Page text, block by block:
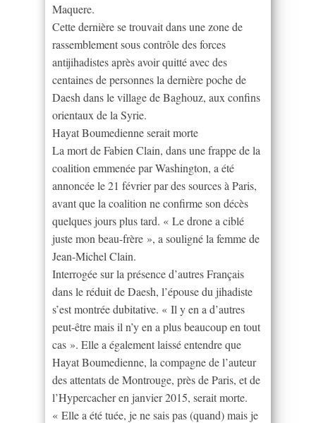
Maquere.
Cette dernière se trouvait dans une zone de
rassemblement sous contrôle des forces
antijihadistes après avoir quitté avec des
centaines de personnes la dernière poche de
Daesh dans le village de Baghouz, aux confins
orientaux de la Syrie.
Hayat Boumedienne serait morte
La mort de Fabien Clain, dans une frappe de la
coalition emmenée par Washington, a été
annoncée le 21 février par des sources à Paris,
avant que la coalition ne confirme son décès
quelques jours plus tard. « Le drone a ciblé
juste mon beau-frère », a souligné la femme de
Jean-Michel Clain.
Interrogée sur la présence d’autres Français
dans le réduit de Daesh, l’épouse du jihadiste
s’est montrée dubitative. « Il y en a d’autres
peut-être mais il n’y en a plus beaucoup en tout
cas ». Elle a également laissé entendre que
Hayat Boumedienne, la compagne de l’auteur
des attentats de Montrouge, près de Paris, et de
l’Hypercacher en janvier 2015, serait morte.
« Elle a été tuée, je ne sais pas (quand) mais je